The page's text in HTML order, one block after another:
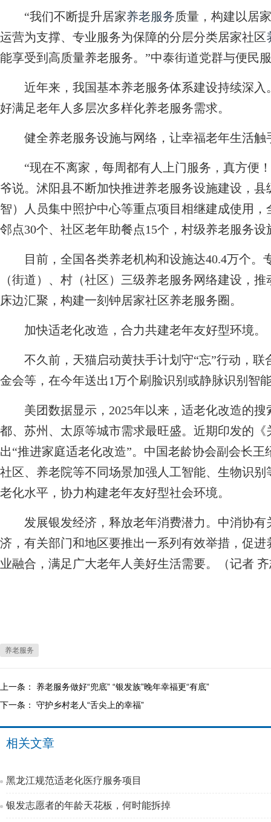
“我们不断提升居家养老服务质量，构建以居
运营为支撑、专业服务为保障的分层分类居家社区
能享受到高质量养老服务。”中泰街道党群与便民
近年来，我国基本养老服务体系建设持续深入
好满足老年人多层次多样化养老服务需求。
健全养老服务设施与网络，让幸福老年生活触
“现在不离家，每周都有人上门服务，真方便！
爷说。沭阳县不断加快推进养老服务设施建设，
智）人员集中照护中心等重点项目相继建成使用
邻点30个、社区老年助餐点15个，村级养老服务设
目前，全国各类养老机构和设施达40.4万个。
（街道）、村（社区）三级养老服务网络建设，
床边汇聚，构建一刻钟居家社区养老服务圈。
加快适老化改造，合力共建老年友好型环境。
不久前，天猫启动黄扶手计划守“忘”行动，联
金会等，在今年送出1万个刷脸识别或静脉识别智
美团数据显示，2025年以来，适老化改造的搜
都、苏州、太原等城市需求最旺盛。近期印发的
出“推进家庭适老化改造”。中国老龄协会副会长
社区、养老院等不同场景加强人工智能、生物识
老化水平，协力构建老年友好型社会环境。
发展银发经济，释放老年消费潜力。中消协有
济，有关部门和地区要推出一系列有效举措，促
业融合，满足广大老年人美好生活需要。（记者
养老服务
上一条： 养老服务做好“兜底” “银发族”晚年幸福更“有底”
下一条： 守护乡村老人“舌尖上的幸福”
相关文章
黑龙江规范适老化医疗服务项目
银发志愿者的年龄天花板，何时能拆掉